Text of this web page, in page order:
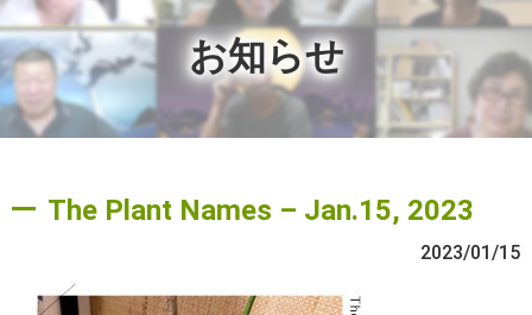
お知らせ
The Plant Names – Jan.15, 2023
2023/01/15